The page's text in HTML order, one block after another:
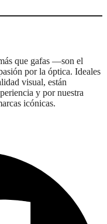
que gafas —son el
por la óptica. Ideales
visual, están
y por nuestra
icónicas.